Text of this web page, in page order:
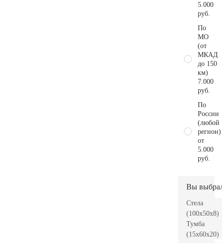
5.000
руб.
По
МО
(от
МКАД
до 150
км)
7.000
руб.
По
России
(любой
регион)
от
5.000
руб.
Вы
Стела
(100x50x8)
Тумба
(15x60x20)